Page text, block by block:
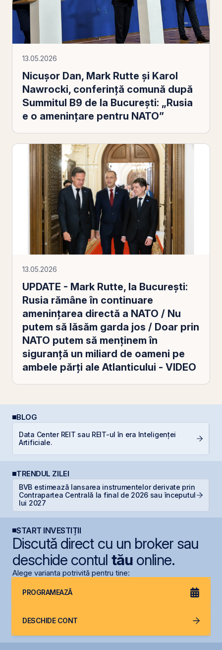
13.05.2026
Nicușor Dan, Mark Rutte și Karol
Nawrocki, conferință comună după
Summitul B9 de la București: „Rusia
e o amenințare pentru NATO”
13.05.2026
UPDATE - Mark Rutte, la Bucureşti:
Rusia rămâne în continuare
ameninţarea directă a NATO / Nu
putem să lăsăm garda jos / Doar prin
NATO putem să menţinem în
siguranţă un miliard de oameni pe
ambele părţi ale Atlanticului - VIDEO
BLOG
Data Center REIT sau REIT-ul în era Inteligenței
Artificiale.
TRENDUL ZILEI
BVB estimează lansarea instrumentelor derivate prin
Contrapartea Centrală la final de 2026 sau începutul
lui 2027
START INVESTIȚII
Discută direct cu un broker sau
deschide contul tăuonline.
Alege varianta potrivită pentru tine:
PROGRAMEAZĂ
DESCHIDE CONT